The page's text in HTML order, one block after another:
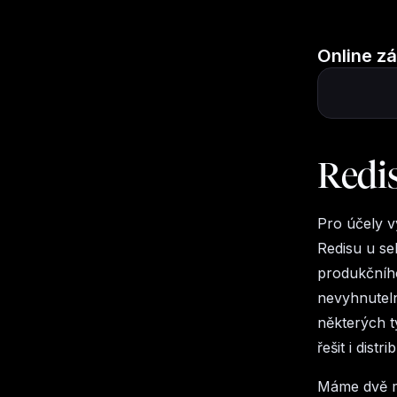
Online
Pro účely
Redisu u
některých
řešit i
Máme dvě